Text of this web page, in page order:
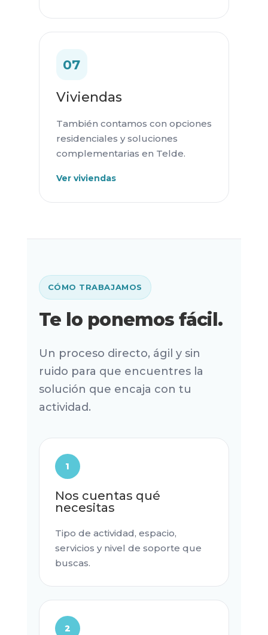
07
Viviendas
También contamos con opciones
residenciales y soluciones
complementarias en Telde.
Ver viviendas
CÓMO TRABAJAMOS
Te lo ponemos fácil.
Un proceso directo, ágil y sin
ruido para que encuentres la
solución que encaja con tu
actividad.
1
Nos cuentas qué
necesitas
Tipo de actividad, espacio,
servicios y nivel de soporte que
buscas.
2